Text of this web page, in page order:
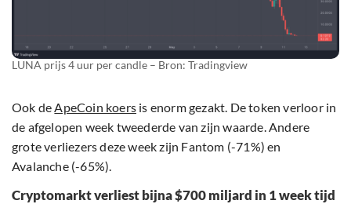
LUNA prijs 4 uur per candle – Bron: Tradingview
Ook de ApeCoin koers is enorm gezakt. De token verloor in
de afgelopen week tweederde van zijn waarde. Andere
grote verliezers deze week zijn Fantom (-71%) en
Avalanche (-65%).
Cryptomarkt verliest bijna $700 miljard in 1 week tijd